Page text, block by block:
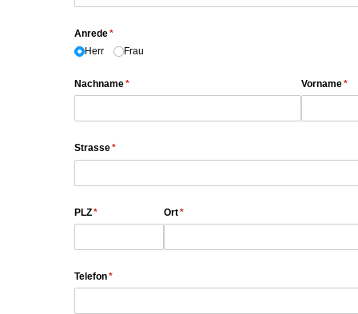
Anrede*
(erforderlich)
Herr
Frau
Nachname*
(erforderlich) Vorname*
Strasse*
(erforderlich)
PLZ*
(erforderlich) Ort*
(erforderlich)
Telefon*
(erforderlich)